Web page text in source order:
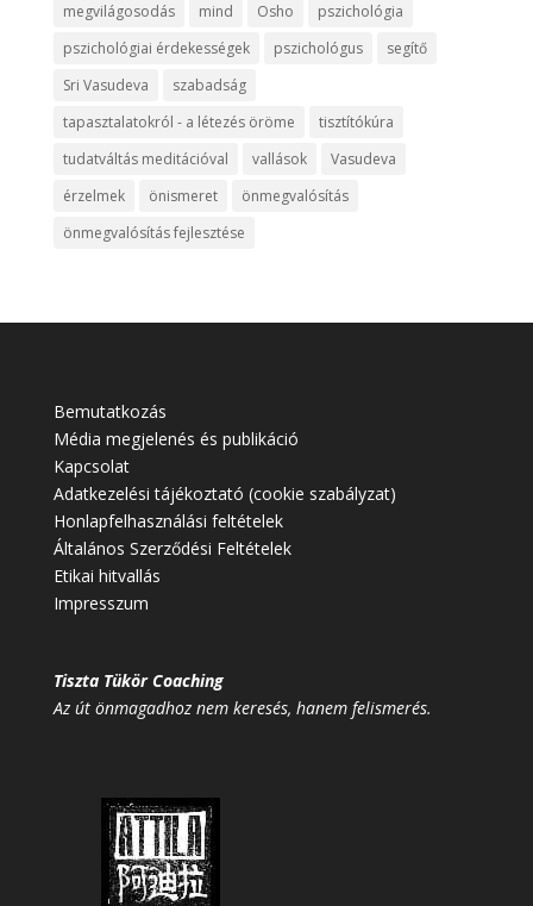
megvilágosodás
mind Osho
pszichológia
pszichológiai érdekességek
pszichológus
segítő
Sri Vasudeva
szabadság
tapasztalatokról - a létezés öröme
tisztítókúra
tudatváltás meditációval
vallások
Vasudeva
érzelmek
önismeret
önmegvalósítás
önmegvalósítás fejlesztése
Bemutatkozás
Média megjelenés és publikáció
Kapcsolat
Adatkezelési tájékoztató (cookie szabályzat)
Honlapfelhasználási feltételek
Általános Szerződési Feltételek
Etikai hitvallás
Impresszum
Tiszta Tükör Coaching
Az út önmagadhoz nem keresés, hanem felismerés.